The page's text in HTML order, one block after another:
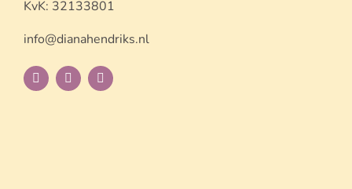
KvK: 32133801
info@dianahendriks.nl